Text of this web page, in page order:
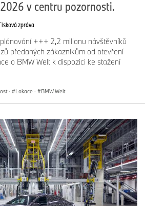
v centru pozornosti.
zpráva
+++ 2,2 milionu návštěvníků
předaných zákazníkům od otevření
o BMW Welt k dispozici ke stažení
· Lokace · BMW Welt